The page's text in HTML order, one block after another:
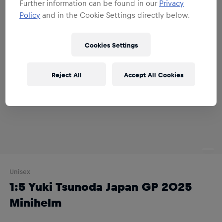
Unisex
1:5 Yuki Tsunoda Japan GP 2025
Minihelm
Further information can be found in our Privacy
Policy and in the Cookie Settings directly below.
Cookies Settings
Reject All Accept All Cookies